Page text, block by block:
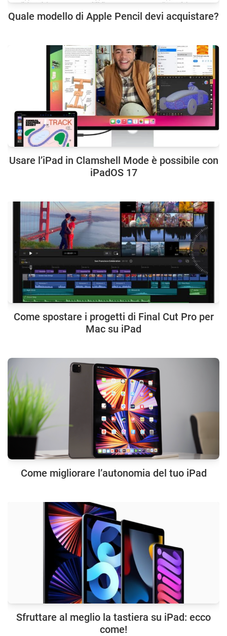
Quale modello di Apple Pencil devi acquistare?
Usare l’iPad in Clamshell Mode è possibile con
iPadOS 17
Come spostare i progetti di Final Cut Pro per
Mac su iPad
Come migliorare l’autonomia del tuo iPad
Sfruttare al meglio la tastiera su iPad: ecco
come!